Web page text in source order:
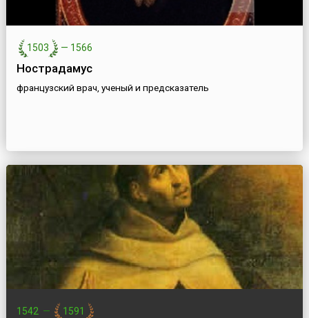
1503 — 1566
Нострадамус
французский врач, ученый и предсказатель
1542 — 1591